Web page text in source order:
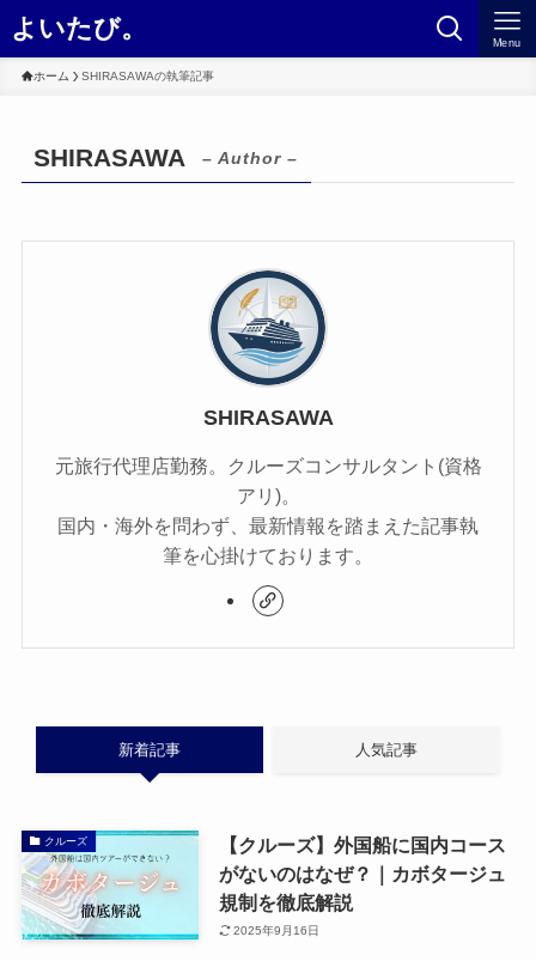
よいたび。 Menu
ホーム SHIRASAWAの執筆記事
SHIRASAWA – Author –
SHIRASAWA
元旅行代理店勤務。クルーズコンサルタント(資格
アリ)。
国内・海外を問わず、最新情報を踏まえた記事執
筆を心掛けております。
新着記事 人気記事
クルーズ
【クルーズ】外国船に国内コース
がないのはなぜ？｜カボタージュ
規制を徹底解説
2025年9月16日